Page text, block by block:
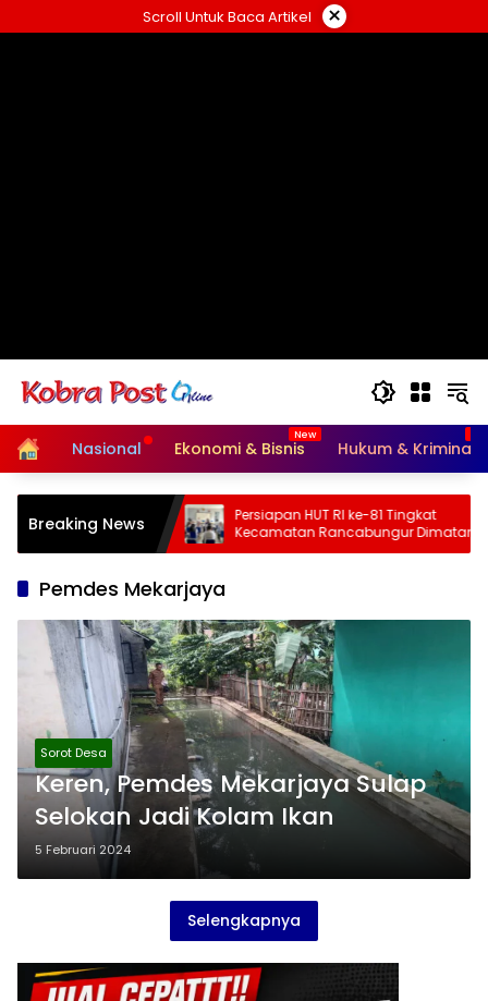
ke
Scroll Untuk Baca Artikel ×
HomeNasional Ekonomi & Bisnis Hukum & Kriminal
Breaking News
3 Juli-
Kemensos
Daftar Daerah
Persiapan HUT RI ke-81 Tingkat
Kecamatan Rancabungur Dimatangkan
di Desa Cimulang, Libatkan Seluruh
Pemdes Mekarjaya
Sorot Desa
Keren, Pemdes Mekarjaya Sulap
Selokan Jadi Kolam Ikan
5 Februari 2024
Selengkapnya